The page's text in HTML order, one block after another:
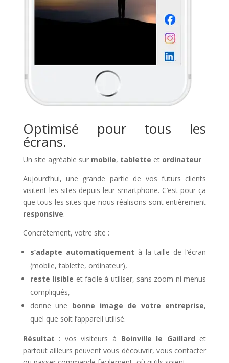
Optimisé pour tous les
écrans.
Un site agréable sur mobile, tablette et ordinateur
Aujourd’hui, une grande partie de vos futurs clients
visitent les sites depuis leur smartphone. C’est pour ça
que tous les sites que nous réalisons sont entièrement
responsive.
Concrètement, votre site :
s’adapte automatiquement à la taille de l’écran
(mobile, tablette, ordinateur),
reste lisible et facile à utiliser, sans zoom ni menus
compliqués,
donne une bonne image de votre entreprise,
quel que soit l’appareil utilisé.
Résultat : vos visiteurs à Boinville le Gaillard et
partout ailleurs peuvent vous découvrir, vous contacter